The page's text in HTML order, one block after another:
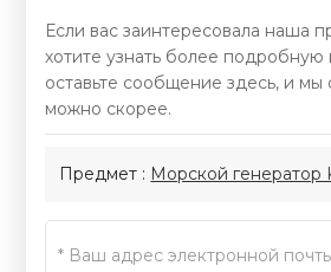
Если вас заинтересовала наша
хотите узнать более
оставьте сообщение здесь, и мы
можно скорее.
Предмет : Морской генератор